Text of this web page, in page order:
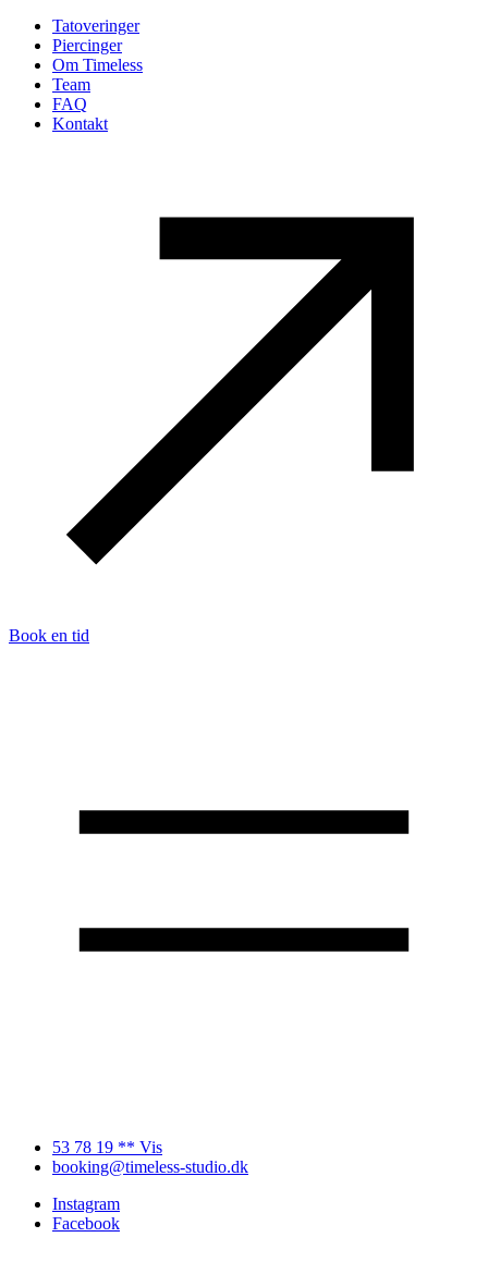
Tatoveringer
Piercinger
Om Timeless
Team
FAQ
Kontakt
Book en tid
53 78 19 ** Vis
booking@timeless-studio.dk
Instagram
Facebook